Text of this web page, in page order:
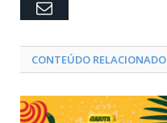
Email
CONTEÚDO RELACIONADO